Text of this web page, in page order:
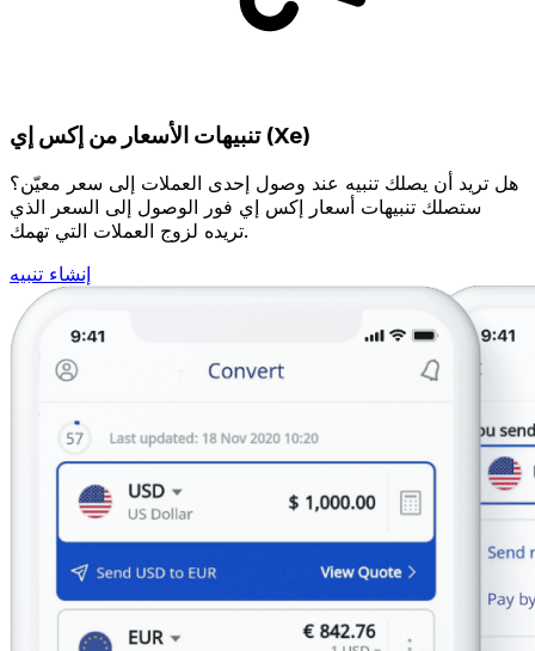
تنبيهات الأسعار من إكس إي (Xe)
هل تريد أن يصلك تنبيه عند وصول إحدى العملات إلى سعر معيّن؟
ستصلك تنبيهات أسعار إكس إي فور الوصول إلى السعر الذي
تريده لزوج العملات التي تهمك.
إنشاء تنبيه